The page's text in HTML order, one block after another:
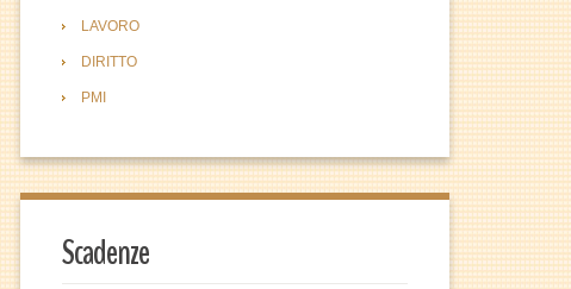
LAVORO
DIRITTO
PMI
Scadenze